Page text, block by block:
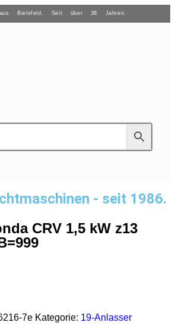
aus Bielefeld. Seit über 38 Jahren.
- seit 1986.
CRV 1,5 kW z13
7e Kategorie: 19-Anlasser